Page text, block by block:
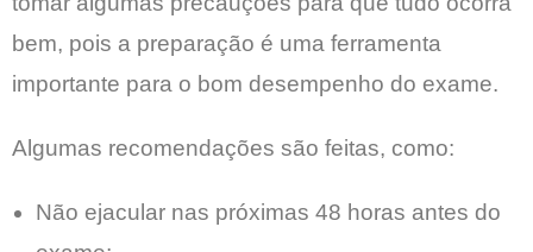
bem, pois a preparação é uma ferramenta
importante para o bom desempenho do exame.
Algumas recomendações são feitas, como:
Não ejacular nas próximas 48 horas antes do